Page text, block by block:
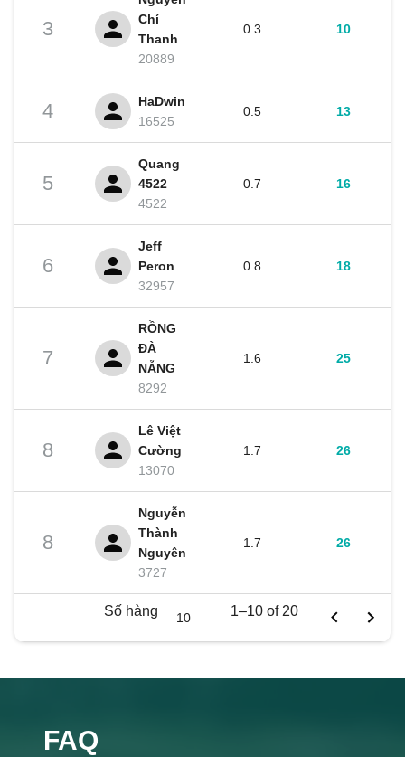
3
Chí
Thanh
20889
0.3 10
4
HaDwin
16525
0.5 13
5
Quang
4522
4522
0.7 16
6
Jeff
Peron
32957
0.8 18
7
RỒNG
ĐÀ
NẴNG
8292
1.6 25
8
Lê Việt
Cường
13070
1.7 26
8
Nguyễn
Thành
Nguyên
3727
1.7 26
Số hàng 10 1–10 of 20
FAQ